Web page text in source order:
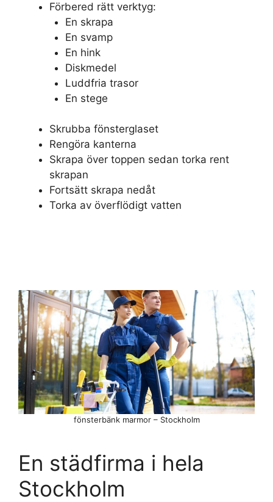
Förbered rätt verktyg:
En skrapa
En svamp
En hink
Diskmedel
Luddfria trasor
En stege
Skrubba fönsterglaset
Rengöra kanterna
Skrapa över toppen sedan torka rent
skrapan
Fortsätt skrapa nedåt
Torka av överflödigt vatten
En städfirma i hela
Stockholm
fönsterbänk marmor – Stockholm